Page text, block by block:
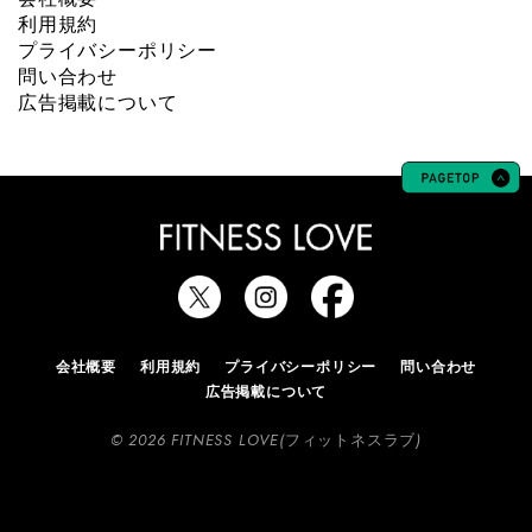
利用規約
プライバシーポリシー
問い合わせ
広告掲載について
会社概要 利用規約 プライバシーポリシー
問い合わせ
広告掲載について
© 2026 FITNESS LOVE(フィットネスラブ)